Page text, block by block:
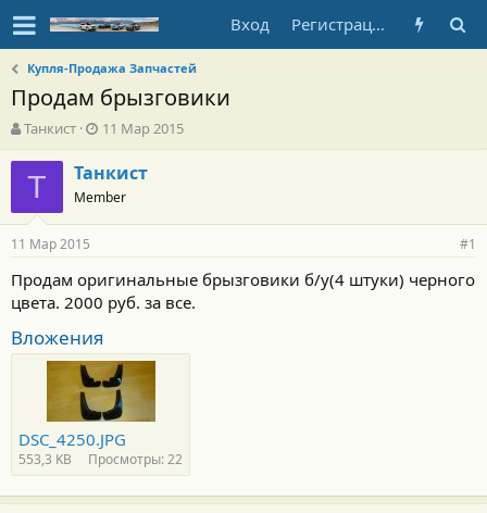
Вход Регистрация
Купля-Продажа Запчастей
Продам брызговики
А
в
т
о
т
е
м
ы
Танкист
Д
а
т
а
н
а
а
л
а
11 Мар 2015
Т Танкист
Member
11 Мар 2015 #1
Продам оригинальные брызговики б/у(4 штуки) черного
цвета. 2000 руб. за все.
Вложения
DSC_4250.JPG
553,3 KB Просмотры: 22